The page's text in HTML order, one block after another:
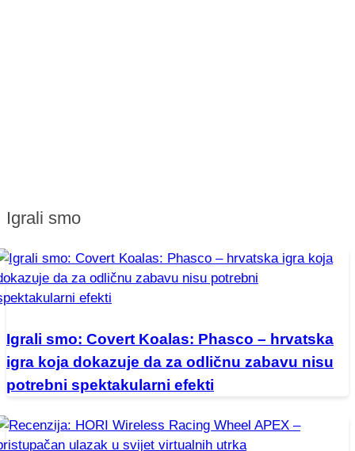
Igrali smo
Igrali smo: Covert Koalas: Phasco – hrvatska
igra koja dokazuje da za odličnu zabavu nisu
potrebni spektakularni efekti